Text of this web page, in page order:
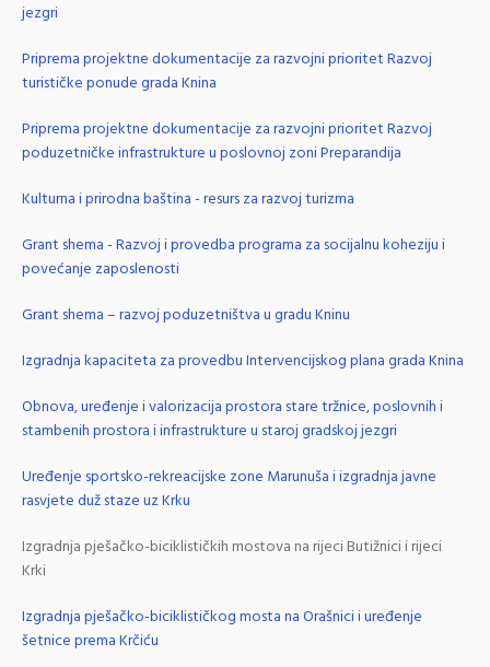
jezgri
Priprema projektne dokumentacije za razvojni prioritet Razvoj
turističke ponude grada Knina
Priprema projektne dokumentacije za razvojni prioritet Razvoj
poduzetničke infrastrukture u poslovnoj zoni Preparandija
Kulturna i prirodna baština - resurs za razvoj turizma
Grant shema - Razvoj i provedba programa za socijalnu koheziju i
povećanje zaposlenosti
Grant shema – razvoj poduzetništva u gradu Kninu
Izgradnja kapaciteta za provedbu Intervencijskog plana grada Knina
Obnova, uređenje i valorizacija prostora stare tržnice, poslovnih i
stambenih prostora i infrastrukture u staroj gradskoj jezgri
Uređenje sportsko-rekreacijske zone Marunuša i izgradnja javne
rasvjete duž staze uz Krku
Izgradnja pješačko-biciklističkih mostova na rijeci Butižnici i rijeci
Krki
Izgradnja pješačko-biciklističkog mosta na Orašnici i uređenje
šetnice prema Krčiću